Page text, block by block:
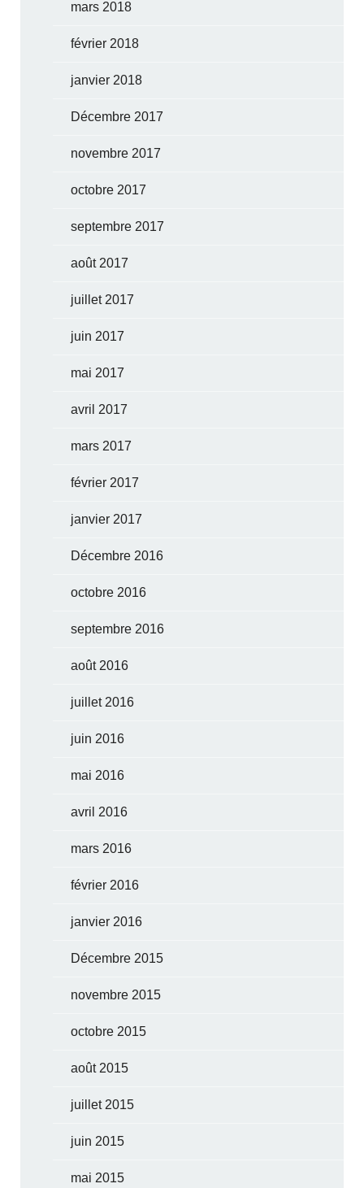
mars 2018
février 2018
janvier 2018
Décembre 2017
novembre 2017
octobre 2017
septembre 2017
août 2017
juillet 2017
juin 2017
mai 2017
avril 2017
mars 2017
février 2017
janvier 2017
Décembre 2016
octobre 2016
septembre 2016
août 2016
juillet 2016
juin 2016
mai 2016
avril 2016
mars 2016
février 2016
janvier 2016
Décembre 2015
novembre 2015
octobre 2015
août 2015
juillet 2015
juin 2015
mai 2015